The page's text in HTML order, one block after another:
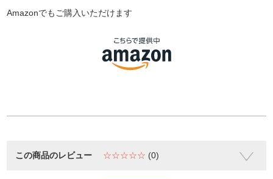
Amazonでもご購入いただけます
この商品のレビュー ☆☆☆☆☆ (0)